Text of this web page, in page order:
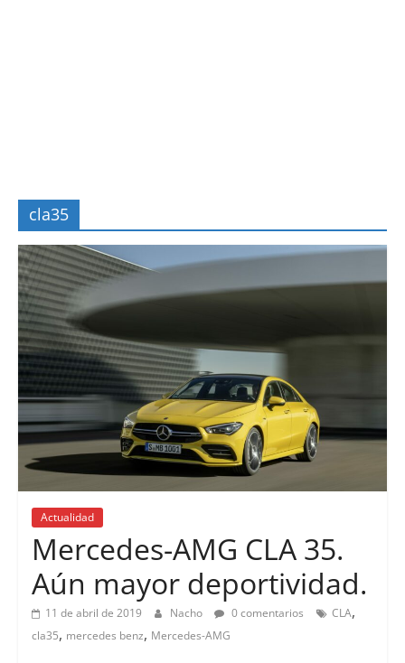
cla35
Actualidad
Mercedes-AMG CLA 35.
Aún mayor deportividad.
11 de abril de 2019 Nacho 0 comentarios CLA,
cla35, mercedes benz, Mercedes-AMG